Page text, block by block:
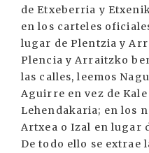
de Etxeberria y
en los carteles
lugar de Plentzia y
Plencia y Arraitzko
las calles, leemos
Aguirre en vez de
Lehendakaria; en los
Artxea o Izal en lugar
De todo ello se extrae